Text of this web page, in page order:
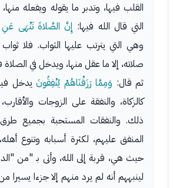
القلب فيها، وتدبر ما يقوله ويفعله
التي قال الله فيها: إِنَّ الصَّلاةَ تَنْهَى عَنِ
صلاته، إلا ما عقل منها، ويدخل في الصلاة
ثم قال: وَمِمَّا رَزَقْنَاهُمْ يُنْفِقُونَ يدخل
كالزكاة، والنفقة على الزوجات
ذلك. والنفقات المستحبة بجميع طرق
المنفق عليهم، لكثرة أسبابه وتنوع
حيث هي، قربة إلى الله، وأتى بـ "من
لينبههم أنه لم يرد منهم إلا جزءا يسيرا